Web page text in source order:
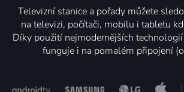
Televizní stanice a pořady můžete
na televizi, počítači, mobilu i tabletu
Díky použití nejmodernějších
funguje i na pomalém připojení